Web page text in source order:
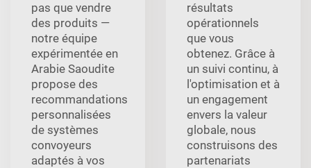
pas que vendre
des produits —
notre équipe
expérimentée en
Arabie Saoudite
propose des
recommandations
personnalisées
de systèmes
convoyeurs
adaptés à vos
résultats
opérationnels
que vous
obtenez. Grâce à
un suivi continu, à
l'optimisation et à
un engagement
envers la valeur
globale, nous
construisons des
partenariats